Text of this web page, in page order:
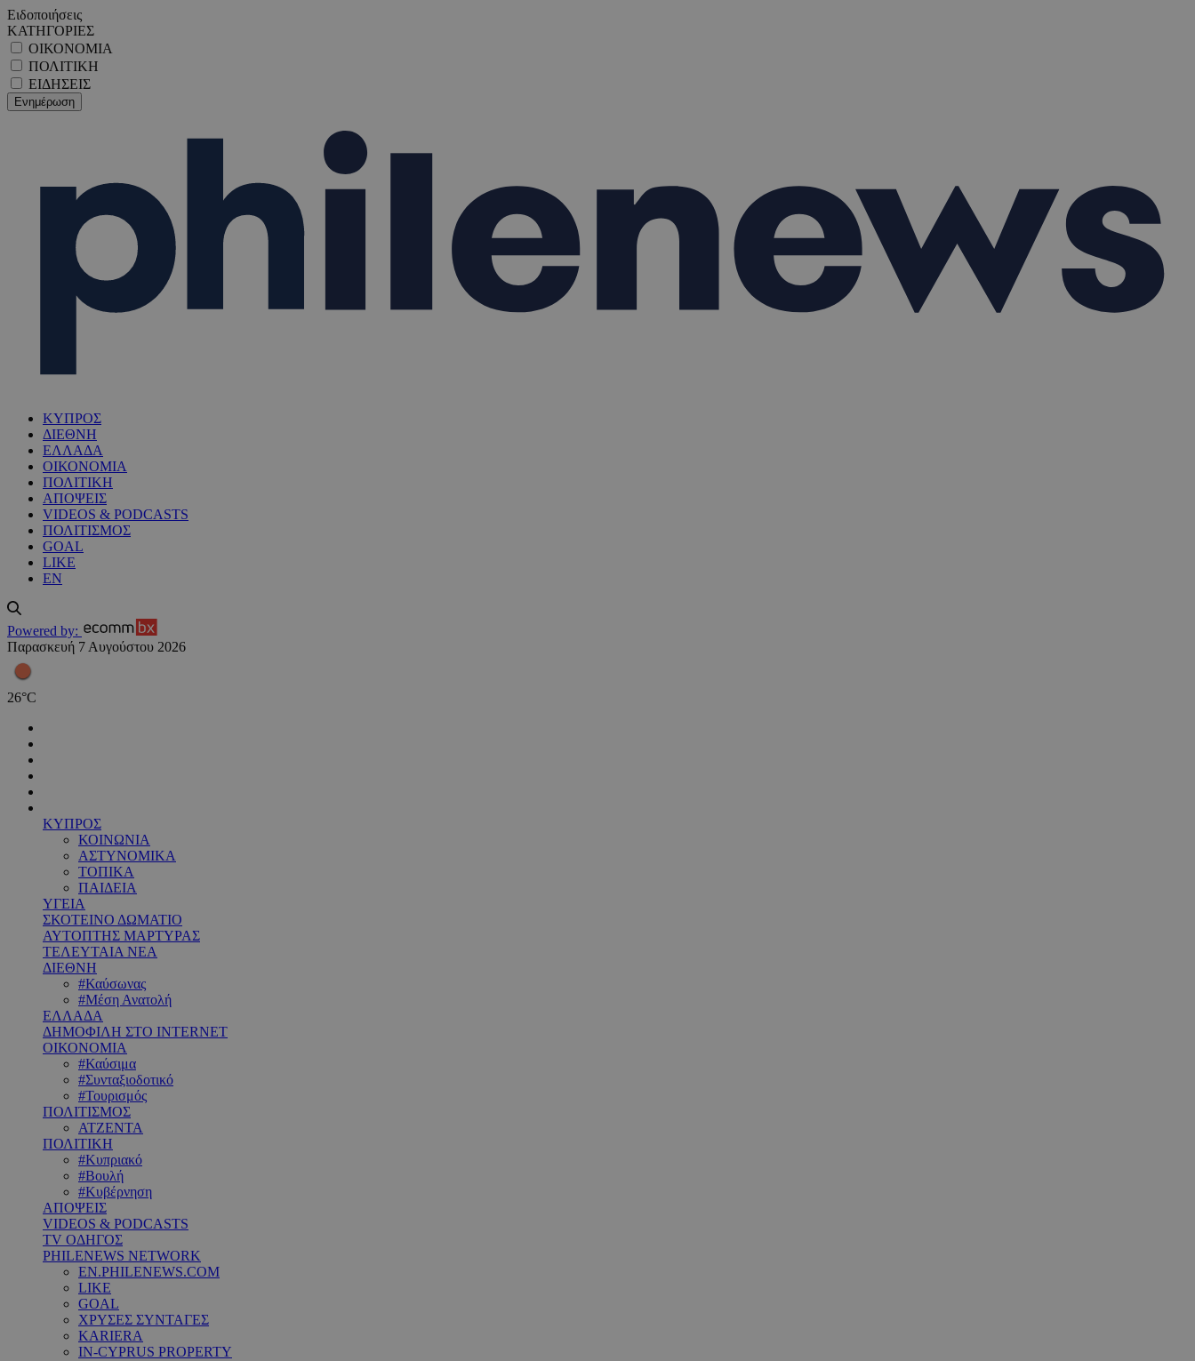
Ειδοποιήσεις
ΚΑΤΗΓΟΡΙΕΣ
ΟΙΚΟΝΟΜΙΑ
ΠΟΛΙΤΙΚΗ
ΕΙΔΗΣΕΙΣ
ΚΥΠΡΟΣ
ΔΙΕΘΝΗ
ΕΛΛΑΔΑ
ΟΙΚΟΝΟΜΙΑ
ΠΟΛΙΤΙΚΗ
ΑΠΟΨΕΙΣ
VIDEOS & PODCASTS
ΠΟΛΙΤΙΣΜΟΣ
GOAL
LIKE
EN
Powered by:
Παρασκευή 7 Αυγούστου 2026
26°C
ΚΥΠΡΟΣ
ΚΟΙΝΩΝΙΑ
ΑΣΤΥΝΟΜΙΚΑ
ΤΟΠΙΚΑ
ΠΑΙΔΕΙΑ
ΥΓΕΙΑ
ΣΚΟΤΕΙΝΟ ΔΩΜΑΤΙΟ
ΑΥΤΟΠΤΗΣ ΜΑΡΤΥΡΑΣ
ΤΕΛΕΥΤΑΙΑ ΝΕΑ
ΔΙΕΘΝΗ
#Καύσωνας
#Μέση Ανατολή
ΕΛΛΑΔΑ
ΔΗΜΟΦΙΛΗ ΣΤΟ INTERNET
ΟΙΚΟΝΟΜΙΑ
#Καύσιμα
#Συνταξιοδοτικό
#Τουρισμός
ΠΟΛΙΤΙΣΜΟΣ
ΑΤΖΕΝΤΑ
ΠΟΛΙΤΙΚΗ
#Κυπριακό
#Βουλή
#Κυβέρνηση
ΑΠΟΨΕΙΣ
VIDEOS & PODCASTS
TV ΟΔΗΓΟΣ
PHILENEWS NETWORK
EN.PHILENEWS.COM
LIKE
GOAL
ΧΡΥΣΕΣ ΣΥΝΤΑΓΕΣ
KARIERA
IN-CYPRUS PROPERTY